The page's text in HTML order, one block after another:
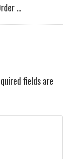
…
fields are